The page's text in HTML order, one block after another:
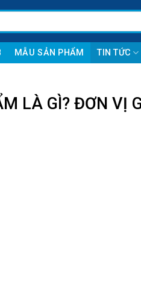
MẪU SẢN PHẨM TIN TỨC
LÀ GÌ? ĐƠN VỊ